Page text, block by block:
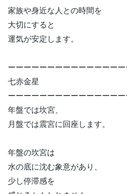
家族や身近な人との時間を
大切にすると
運気が安定します。
ーーーーーーーーーーーーーー
七赤金星
ーーーーーーーーーーーーーー
年盤では坎宮、
月盤では震宮に回座します。
年盤の坎宮は
水の底に沈む象意があり、
少し停滞感を